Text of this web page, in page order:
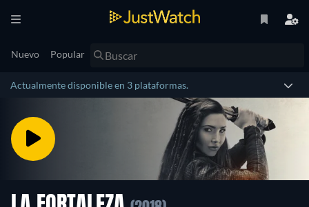
Nuevo Popular
Actualmente disponible en 3 plataformas.